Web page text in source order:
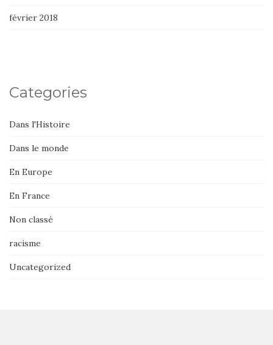
février 2018
Categories
Dans l'Histoire
Dans le monde
En Europe
En France
Non classé
racisme
Uncategorized